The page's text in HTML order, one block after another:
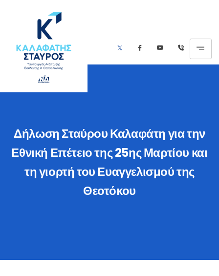
Δήλωση Σταύρου Καλαφάτη για την
Εθνική Επέτειο της 25ης Μαρτίου και
τη γιορτή του Ευαγγελισμού της
Θεοτόκου